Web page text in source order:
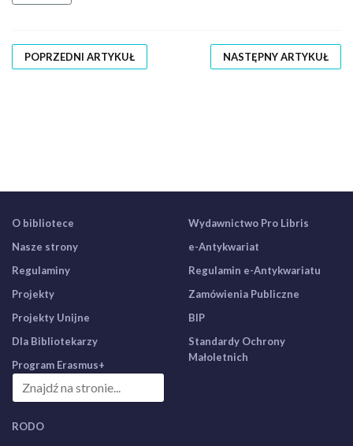
POPRZEDNI ARTYKUŁ NASTĘPNY ARTYKUŁ
O bibliotece
Nasze strony
Regulaminy
Projekty
Projekty Unijne
Dla Bibliotekarzy
Program Erasmus+
Wydawnictwo Pro Libris
e-Antykwariat
Regulamin e-Antykwariatu
Zamówienia Publiczne
BIP
Standardy Ochrony
Małoletnich
RODO